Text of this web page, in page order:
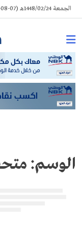
Skip
to
الجمعة 1448/02/24هـ (07-08-2026م) | الكويت
الوسم: